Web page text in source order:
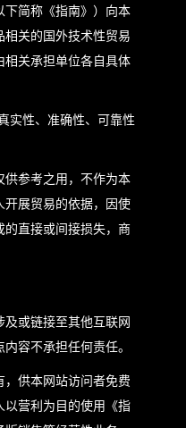
简称《指南》）向本
关的国外技术性贸易
关承担单位各自具体
实性、准确性、可靠性
参考之用，不作为本
展贸易的依据，因使
直接或间接损失，商
或链接至其他互联网
容不承担任何责任。
供本网站访问者免费
营利为目的使用《指